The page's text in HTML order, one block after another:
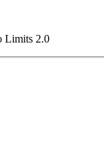
Limits 2.0